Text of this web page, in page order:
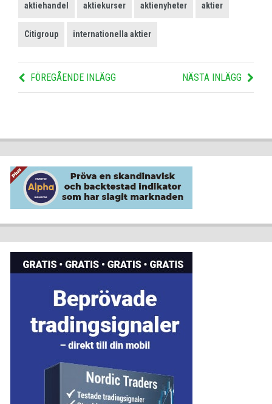
aktiehandel aktiekurser aktienyheter aktier
Citigroup internationella aktier
FÖREGÅENDE INLÄGG NÄSTA INLÄGG